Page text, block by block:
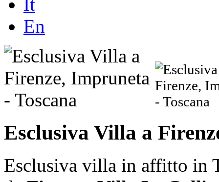
En
Esclusiva Villa a
Esclusiva villa in affitto in